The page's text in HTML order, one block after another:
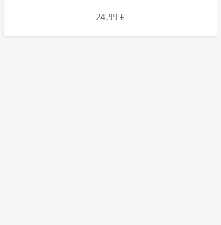
24,99 €